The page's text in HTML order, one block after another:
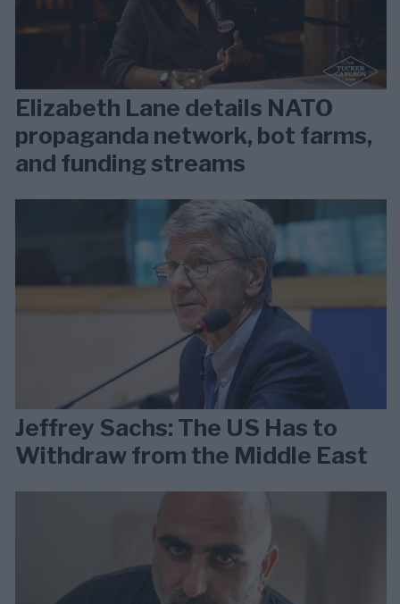
Elizabeth Lane details NATO
propaganda network, bot farms,
and funding streams
Jeffrey Sachs: The US Has to
Withdraw from the Middle East